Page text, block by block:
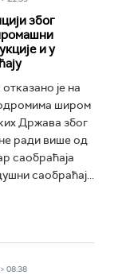
због
и у
је на
широм
Држава због
ради више од
саобраћаја
саобраћај...
08:38